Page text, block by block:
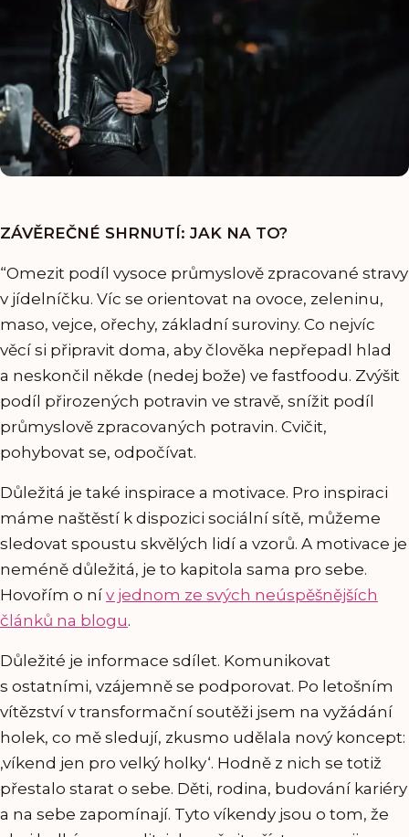
ZÁVĚREČNÉ SHRNUTÍ: JAK NA TO?
“Omezit podíl vysoce průmyslově zpracované stravy
v jídelníčku. Víc se orientovat na ovoce, zeleninu,
maso, vejce, ořechy, základní suroviny. Co nejvíc
věcí si připravit doma, aby člověka nepřepadl hlad
a neskončil někde (nedej bože) ve fastfoodu. Zvýšit
podíl přirozených potravin ve stravě, snížit podíl
průmyslově zpracovaných potravin. Cvičit,
pohybovat se, odpočívat.
Důležitá je také inspirace a motivace. Pro inspiraci
máme naštěstí k dispozici sociální sítě, můžeme
sledovat spoustu skvělých lidí a vzorů. A motivace je
neméně důležitá, je to kapitola sama pro sebe.
Hovořím o ní v jednom ze svých neúspěšnějších
článků na blogu.
Důležité je informace sdílet. Komunikovat
s ostatními, vzájemně se podporovat. Po letošním
vítězství v transformační soutěži jsem na vyžádání
holek, co mě sledují, zkusmo udělala nový koncept:
‚víkend jen pro velký holky‘. Hodně z nich se totiž
přestalo starat o sebe. Děti, rodina, budování kariéry
a na sebe zapomínají. Tyto víkendy jsou o tom, že